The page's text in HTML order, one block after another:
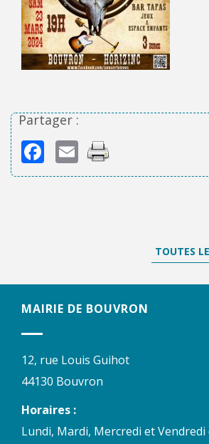
Partager :
Facebook
Email
TOUTES
MAIRIE DE BOUVRON
12, rue Louis Guihot
44130 Bouvron
Horaires :
Lundi, Mardi, Mercredi et Vendredi